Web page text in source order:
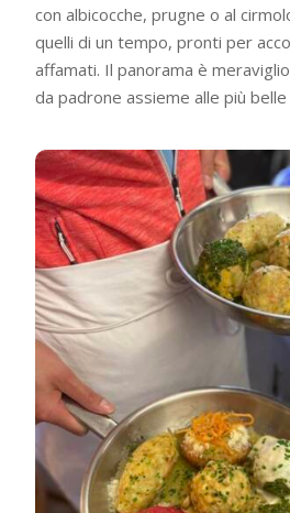
con albicocche, prugne o al
quelli di un tempo, pronti per
affamati. Il panorama è
da padrone assieme alle più